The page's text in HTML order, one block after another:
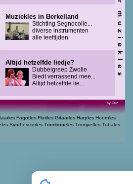
Muziekles in Berkelland
Stichting Segnocolle...
diverse instrumenten
alle leeftijden
Altijd hetzelfde liedje?
Dubbelgreep Zwolle
Biedt verrassend mee...
Altijd hetzelfde lie...
by Guz
Fagotles Fluitles Gitaarles Harples Hoornles
Synthesizerles Tromboneles Trompetles Tubales